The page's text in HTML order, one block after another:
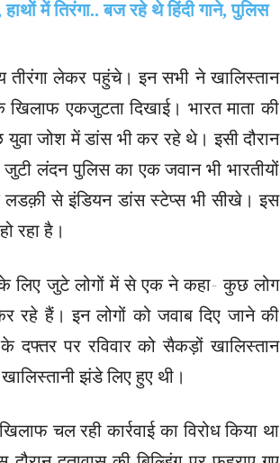
तीरंगा लेकर पहुंचे। इन सभी ने खालिस्तान
एकजुटता दिखाई। भारत माता की
जोश में डांस भी कर रहे थे। इसी दौरान
लंदन पुलिस का एक जवान भी भारतीयों
से इंडियन डांस स्टेप्स भी सीखे। इस
रहा है।
के लिए जुटे लोगों में से एक ने कहा- कुछ लोग
रहे हैं। इन लोगों को जवाब दिए जाने की
पर रविवार को सैकड़ों खालिस्तान
झंडे लिए हुए थी।
चल रही कार्रवाई का विरोध किया था